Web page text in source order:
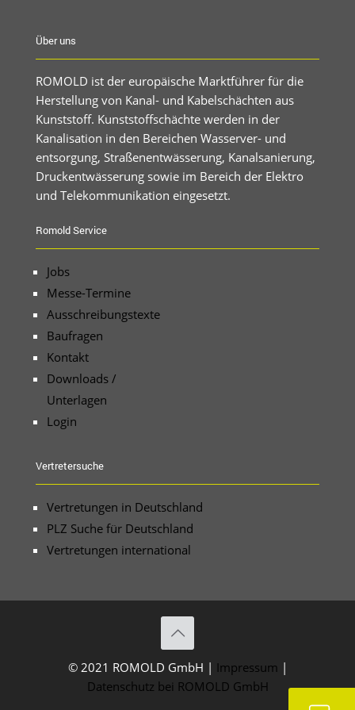
Über uns
ROMOLD ist der europäische Marktführer für die
Herstellung von Kanal- und Kabelschächten aus
Kunststoff. Kunststoffschächte werden in der
Kanalisation in den Bereichen Wasserver- und
entsorgung, Straßenentwässerung, Kanalsanierung,
Druckentwässerung sowie im Bereich der Elektro
und Telekommunikation eingesetzt.
Romold Service
Jobs
Messe-Termine
Ausschreibungstexte
Baufragen
Kontakt
Downloads /
Unterlagen
Login
Vertretersuche
Vertretungen in Deutschland
PLZ Suche für Deutschland
Vertretungen international
© 2021 ROMOLD GmbH | Impressum |
Datenschutz bei ROMOLD GmbH